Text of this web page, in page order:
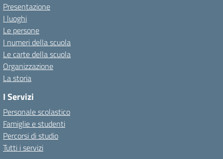
Presentazione
I luoghi
Le persone
I numeri della scuola
Le carte della scuola
Organizzazione
La storia
I Servizi
Personale scolastico
Famiglie e studenti
Percorsi di studio
Tutti i servizi